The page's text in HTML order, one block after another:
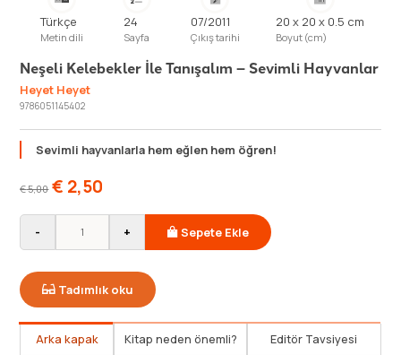
Türkçe
Metin dili
24
Sayfa
07/2011
Çıkış tarihi
20 x 20 x 0.5 cm
Boyut (cm)
Neşeli Kelebekler İle Tanışalım – Sevimli Hayvanlar
Heyet Heyet
9786051145402
Sevimli hayvanlarla hem eğlen hem öğren!
€5,00 € 2,50
- + Sepete Ekle
Tadımlık oku
Arka kapak Kitap neden önemli? Editör Tavsiyesi